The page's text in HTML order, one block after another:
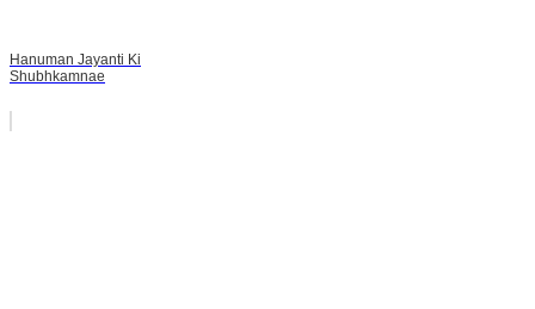
Hanuman Jayanti Ki
Shubhkamnae